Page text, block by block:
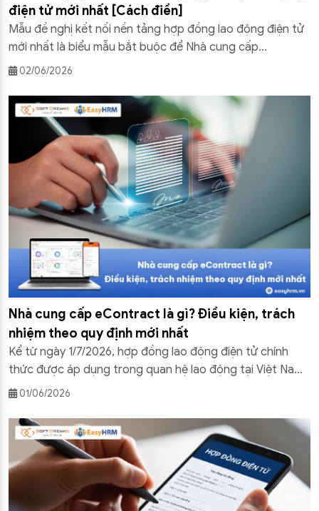
điện tử mới nhất [Cách điền]
Mẫu đề nghị kết nối nền tảng hợp đồng lao động điện tử
mới nhất là biểu mẫu bắt buộc để Nhà cung cấp
eContract xin cấp tài khoản kết nối với nền tảng quốc
BNV là bước quan trọng để hồ sơ được phê […]
02/06/2026
Nhà cung cấp eContract là gì? Điều kiện, trách
nhiệm theo quy định mới nhất
Kể từ ngày 1/7/2026, hợp đồng lao động điện tử chính
thức được áp dụng trong quan hệ lao động tại Việt Nam.
Đứng sau toàn bộ quy trình ký kết đó là một chủ thể then
cung cấp eContract. Trong bài viết này, […]
01/06/2026